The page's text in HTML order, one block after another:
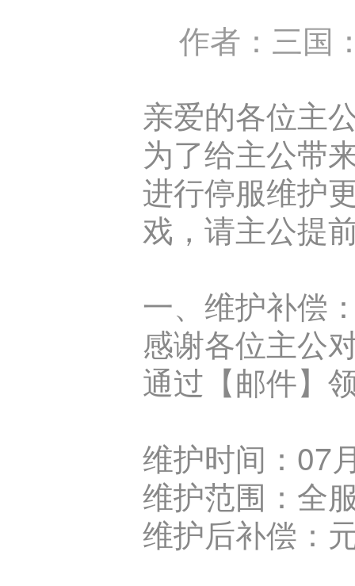
作者：三国
亲爱的各位主
为了给主公带
进行停服维护
戏，请主公提
一、维护补偿
感谢各位主公
通过【邮件】
维护时间：07
维护范围：全
维护后补偿：